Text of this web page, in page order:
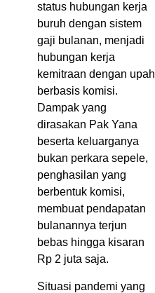
status hubungan kerja
buruh dengan sistem
gaji bulanan, menjadi
hubungan kerja
kemitraan dengan upah
berbasis komisi.
Dampak yang
dirasakan Pak Yana
beserta keluarganya
bukan perkara sepele,
penghasilan yang
berbentuk komisi,
membuat pendapatan
bulanannya terjun
bebas hingga kisaran
Rp 2 juta saja.
Situasi pandemi yang